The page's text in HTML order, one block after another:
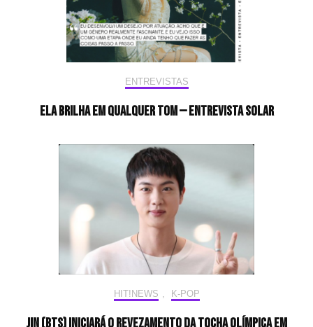
ENTREVISTAS
Ela brilha em qualquer tom — Entrevista Solar
HIT!NEWS , K-POP